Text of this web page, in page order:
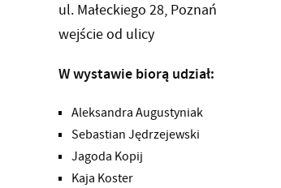
ul. Małeckiego 28, Poznań
wejście od ulicy
W wystawie biorą udział:
Aleksandra Augustyniak
Sebastian Jędrzejewski
Jagoda Kopij
Kaja Koster